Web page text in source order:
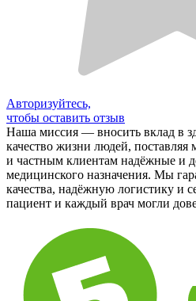
Авторизуйтесь,
чтобы оставить отзыв
Наша миссия — вносить вклад в
качество жизни людей,
и частным клиентам надёжные и
медицинского назначения. Мы
качества, надёжную логистику и
пациент и каждый врач могли